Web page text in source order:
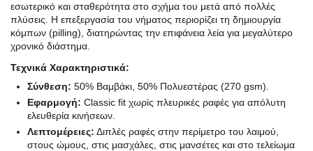
εσωτερικό και σταθερότητα στο σχήμα του μετά από πολλές
πλύσεις. Η επεξεργασία του νήματος περιορίζει τη δημιουργία
κόμπων (pilling), διατηρώντας την επιφάνεια λεία για μεγαλύτερο
χρονικό διάστημα.
Τεχνικά Χαρακτηριστικά:
Σύνθεση: 50% Βαμβάκι, 50% Πολυεστέρας (270 gsm).
Εφαρμογή: Classic fit χωρίς πλευρικές ραφές για απόλυτη
ελευθερία κινήσεων.
Λεπτομέρειες: Διπλές ραφές στην περίμετρο του λαιμού,
στους ώμους, στις μασχάλες, στις μανσέτες και στο τελείωμα